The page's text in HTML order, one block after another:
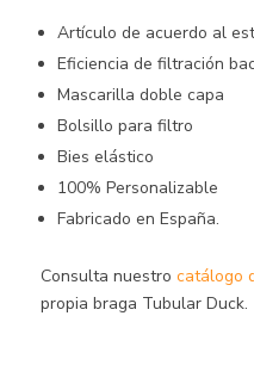
Artículo de acuerdo al
Eficiencia de filtración
Mascarilla doble capa
Bolsillo para filtro
Bies elástico
100% Personalizable
Fabricado en España.
Consulta nuestro catálogo
propia braga Tubular Duck.